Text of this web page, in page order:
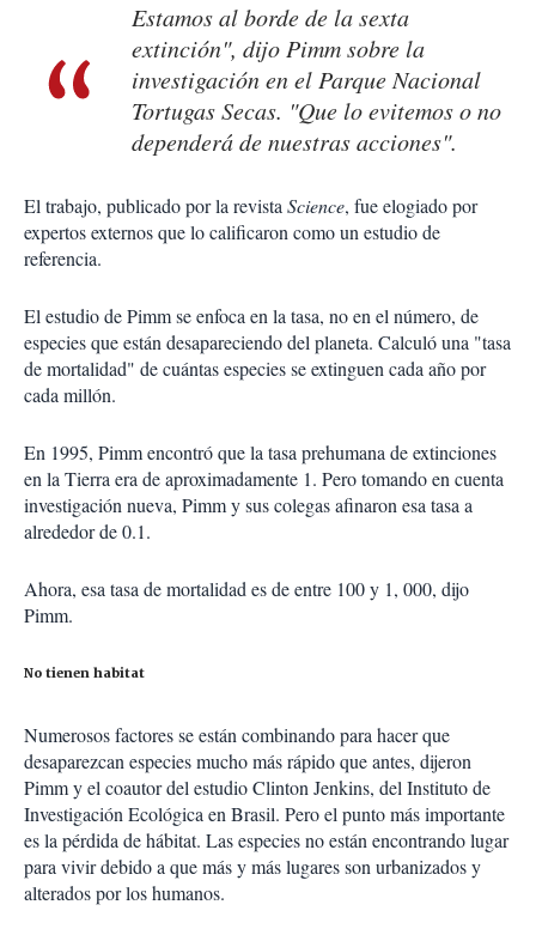
Estamos al borde de la sexta
extinción", dijo Pimm sobre la
investigación en el Parque Nacional
Tortugas Secas. "Que lo evitemos o no
dependerá de nuestras acciones".
El trabajo, publicado por la revista Science, fue elogiado por
expertos externos que lo calificaron como un estudio de
referencia.
El estudio de Pimm se enfoca en la tasa, no en el número, de
especies que están desapareciendo del planeta. Calculó una "tasa
de mortalidad" de cuántas especies se extinguen cada año por
cada millón.
En 1995, Pimm encontró que la tasa prehumana de extinciones
en la Tierra era de aproximadamente 1. Pero tomando en cuenta
investigación nueva, Pimm y sus colegas afinaron esa tasa a
alrededor de 0.1.
Ahora, esa tasa de mortalidad es de entre 100 y 1, 000, dijo
Pimm.
No tienen habitat
Numerosos factores se están combinando para hacer que
desaparezcan especies mucho más rápido que antes, dijeron
Pimm y el coautor del estudio Clinton Jenkins, del Instituto de
Investigación Ecológica en Brasil. Pero el punto más importante
es la pérdida de hábitat. Las especies no están encontrando lugar
para vivir debido a que más y más lugares son urbanizados y
alterados por los humanos.